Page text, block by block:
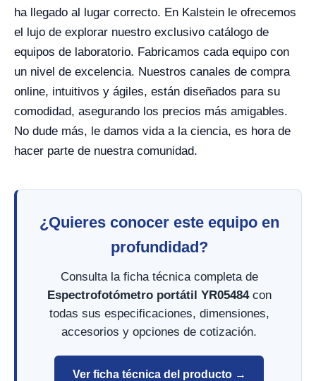
ha llegado al lugar correcto. En Kalstein le ofrecemos
el lujo de explorar nuestro exclusivo catálogo de
equipos de laboratorio. Fabricamos cada equipo con
un nivel de excelencia. Nuestros canales de compra
online, intuitivos y ágiles, están diseñados para su
comodidad, asegurando los precios más amigables.
No dude más, le damos vida a la ciencia, es hora de
hacer parte de nuestra comunidad.
¿Quieres conocer este equipo en
profundidad?
Consulta la ficha técnica completa de
Espectrofotómetro portátil YR05484con
todas sus especificaciones, dimensiones,
accesorios y opciones de cotización.
Ver ficha técnica del producto →